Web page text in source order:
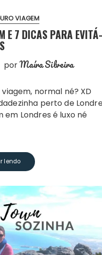
VIAGEM
E 7 DICAS PARA EVITÁ-
porMaíra Silveira
perto de
em Londres é luxo né
lendo